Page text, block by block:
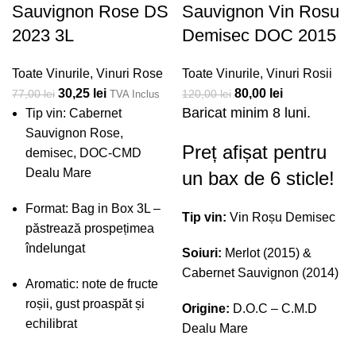
Sauvignon Rose DS
2023 3L
Toate Vinurile, Vinuri Rose
77,00lei 30,25 lei TVA Inclus
Tip vin: Cabernet
Sauvignon Rose,
demisec, DOC-CMD
Dealu Mare
Format: Bag in Box 3L –
păstrează prospețimea
îndelungat
Aromatic: note de fructe
roșii, gust proaspăt și
echilibrat
Sauvignon Vin Rosu
Demisec DOC 2015
Toate Vinurile, Vinuri Rosii
120,00lei 80,00 lei
Baricat minim 8 luni.
Preț afișat pentru
un bax de 6 sticle!
Tip vin: Vin Roșu Demisec
Soiuri: Merlot (2015) &
Cabernet Sauvignon (2014)
Origine: D.O.C – C.M.D
Dealu Mare